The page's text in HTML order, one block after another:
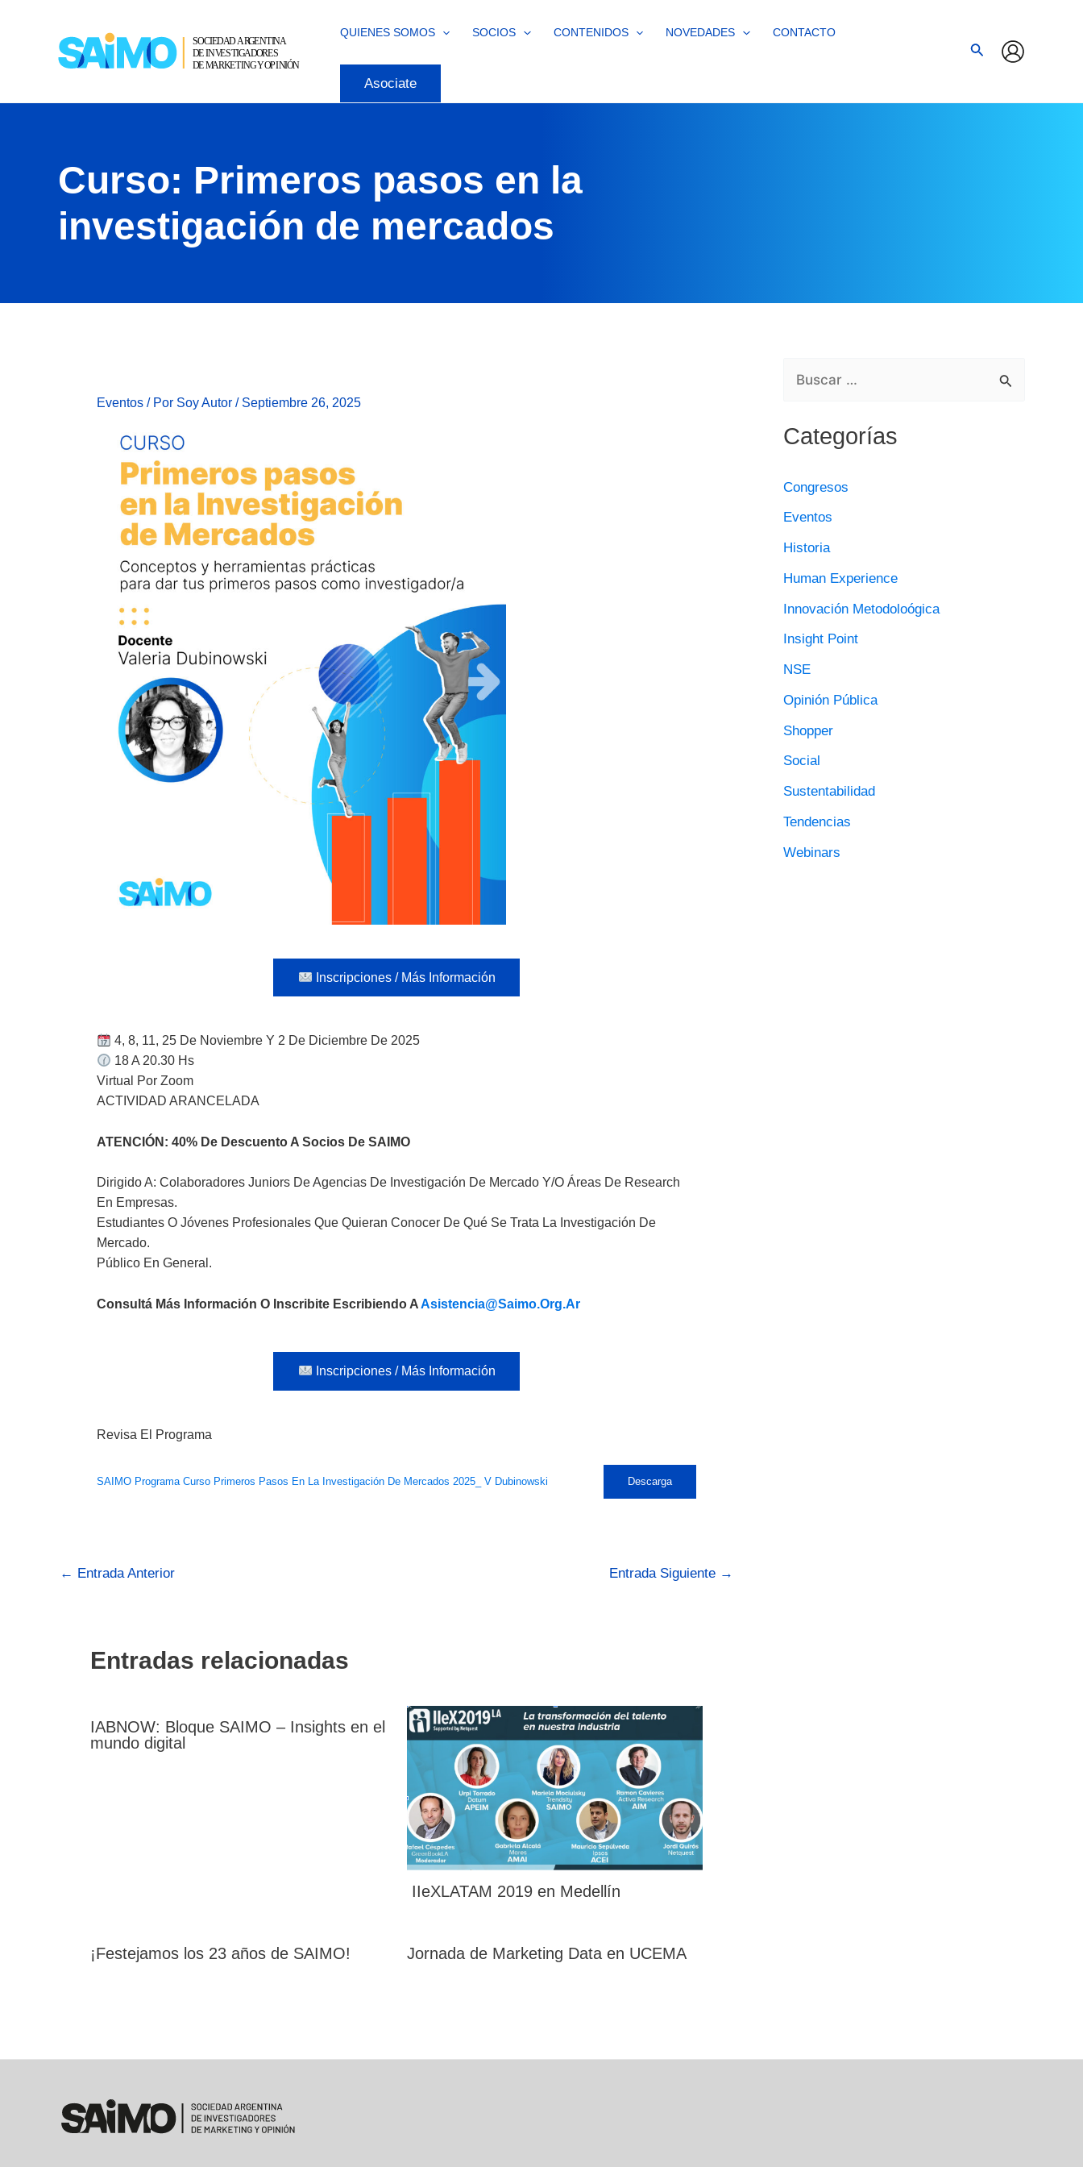
QUIENES SOMOS SOCIOS CONTENIDOS NOVEDADES CONTACTO
Asociate
Curso: Primeros pasos en la
investigación de mercados
Eventos / Por Soy Autor / Septiembre 26, 2025
Inscripciones / Más Información
4, 8, 11, 25 De Noviembre Y 2 De Diciembre De 2025
18 A 20.30 Hs
Virtual Por Zoom
ACTIVIDAD ARANCELADA
ATENCIÓN: 40% De Descuento A Socios De SAIMO
Dirigido A: Colaboradores Juniors De Agencias De Investigación De Mercado Y/o Áreas De Research
En Empresas.
Estudiantes O Jóvenes Profesionales Que Quieran Conocer De Qué Se Trata La Investigación De
Mercado.
Público En General.
Consultá Más Información O Inscribite Escribiendo AAsistencia@saimo.org.ar
Inscripciones / Más Información
Revisa El Programa
SAIMO Programa Curso Primeros Pasos En La Investigación De Mercados 2025_ V Dubinowski Descarga
Entradas
← Entrada Anterior Entrada Siguiente →
Entradas relacionadas
IABNOW: Bloque SAIMO – Insights en el
mundo digital
IIeXLATAM 2019 en Medellín
¡Festejamos los 23 años de SAIMO! Jornada de Marketing Data en UCEMA
S
A
R
P
O
R
:
Categorías
Congresos
Eventos
Historia
Human Experience
Innovación Metodoloógica
Insight Point
NSE
Opinión Pública
Shopper
Social
Sustentabilidad
Tendencias
Webinars